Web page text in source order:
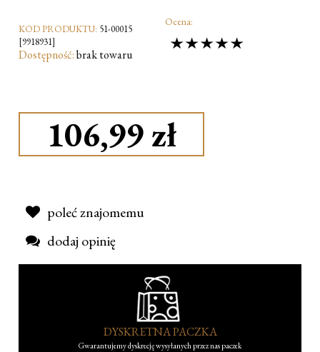
KOD PRODUKTU: 51-00015
[9918931]
Dostępność:brak towaru
Ocena:
106,99 zł
poleć znajomemu
dodaj opinię
DYSKRETNA PACZKA
Gwarantujemy dyskrecję wysyłanych przez nas paczek